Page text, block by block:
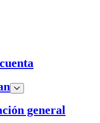
general